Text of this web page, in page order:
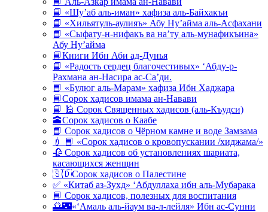
📘 «Шу’аб аль-иман» хафиза аль-Байхакъи
📘 «Хильятуль-аулияъ» Абу Ну’айма аль-Асфахани
📘 «Сыфату-н-нифакъ ва на’ту аль-мунафикъина»
Абу Ну’айма
📘Книги Ибн Аби ад-Дунья
📘 «Радость сердец благочестивых» ‘Абду-р-
Рахмана ан-Насира ас-Са’ди.
📘 «Булюг аль-Марам» хафиза Ибн Хаджара
📘Сорок хадисов имама ан-Навави
📘 🕌 Сорок Священных хадисов (аль-Къудси)
🕋Сорок хадисов о Каабе
📘 Сорок хадисов о Чёрном камне и воде Замзама
💉 📘 «Сорок хадисов о кровопускании /хиджама/»
🥀 Сорок хадисов об установлениях шариата,
касающихся женщин
🇸🇩Сорок хадисов о Палестине
✅ «Китаб аз-Зухд» ‘Абдуллаха ибн аль-Мубарака
📘 Сорок хадисов, полезных для воспитания
🌅🌃«‘Амаль аль-йаум ва-л-лейля» Ибн ас-Сунни